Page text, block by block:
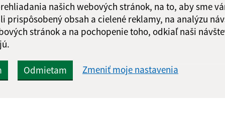
našich webových stránok, na to, aby sme
prispôsobený obsah a cielené reklamy, na analýzu
stránok a na pochopenie toho, odkiaľ naši
Odmietam Zmeniť moje nastavenia
Odoslať správu